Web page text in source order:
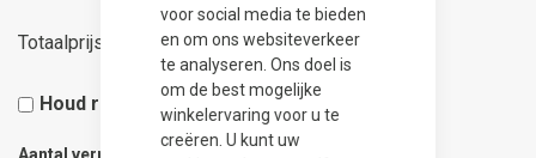
voor social media te bieden
en om ons websiteverkeer
te analyseren. Ons doel is
om de best mogelijke
winkelervaring voor u te
creëren. U kunt uw
Totaalprijs 127,31
Houd rekening met 5% snijverlies